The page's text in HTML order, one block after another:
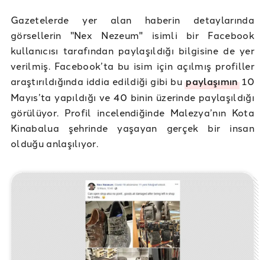
Gazetelerde yer alan haberin detaylarında
görsellerin "Nex Nezeum" isimli bir Facebook
kullanıcısı tarafından paylaşıldığı bilgisine de yer
verilmiş. Facebook’ta bu isim için açılmış profiller
araştırıldığında iddia edildiği gibi bupaylaşımın10
Mayıs’ta yapıldığı ve 40 binin üzerinde paylaşıldığı
görülüyor. Profil incelendiğinde Malezya’nın Kota
Kinabalua şehrinde yaşayan gerçek bir insan
olduğu anlaşılıyor.